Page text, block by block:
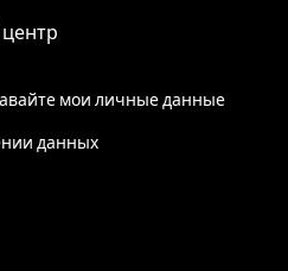
мои личные данные
данных